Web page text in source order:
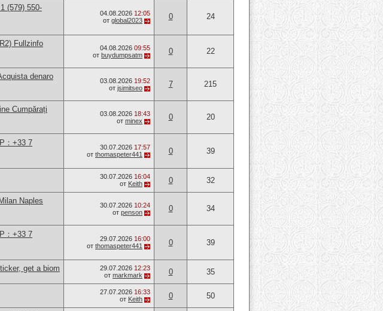
(579) 550-
04.08.2026 12:05
от global2023 0 24
Fullzinfo
04.08.2026 09:55
от buydumpsatm 0 22
denaro
03.08.2026 19:52
от jsimitseo 7 215
Cumpărați
03.08.2026 18:43
от minex 0 20
：+33 7
30.07.2026 17:57
от thomaspeter441 0 39
30.07.2026 16:04
от Keith 0 32
Naples
30.07.2026 10:24
от penson 0 34
：+33 7
29.07.2026 16:00
от thomaspeter441 0 39
get a biom 29.07.2026 12:23
от markmark 0 35
27.07.2026 16:33
от Keith 0 50